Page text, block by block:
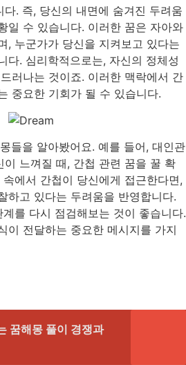
. 즉, 당신의 내면에 숨겨진 두려움
일 수 있습니다. 이러한 꿈은 자아와
, 누군가가 당신을 지켜보고 있다는
다. 심리학적으로는, 자신의 정체성
러나는 것이죠. 이러한 맥락에서 간
중요한 기회가 될 수 있습니다.
들을 알아봤어요. 예를 들어, 대인관
이 느껴질 때, 간첩 관련 꿈을 꿀 확
에서 간첩이 당신에게 접근한다면,
하고 있다는 두려움을 반영합니다.
를 다시 점검해보는 것이 좋습니다.
이 전달하는 중요한 메시지를 가지
꿈해몽 풀이 경쟁과